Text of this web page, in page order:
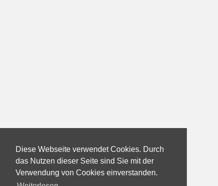
Diese Webseite verwendet Cookies. Durch
das Nutzen dieser Seite sind Sie mit der
Verwendung von Cookies einverstanden.